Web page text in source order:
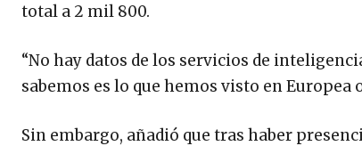
total a 2 mil 800.
“No hay datos de los servicios de
sabemos es lo que hemos visto en Europea
Sin embargo, añadió que tras haber